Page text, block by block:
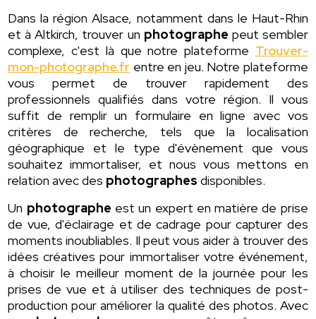
Dans la région Alsace, notamment dans le Haut-Rhin
et à Altkirch, trouver un photographe peut sembler
complexe, c'est là que notre plateforme Trouver-
mon-photographe.fr entre en jeu. Notre plateforme
vous permet de trouver rapidement des
professionnels qualifiés dans votre région. Il vous
suffit de remplir un formulaire en ligne avec vos
critères de recherche, tels que la localisation
géographique et le type d'évènement que vous
souhaitez immortaliser, et nous vous mettons en
relation avec des photographes disponibles.
Un photographe est un expert en matière de prise
de vue, d'éclairage et de cadrage pour capturer des
moments inoubliables. Il peut vous aider à trouver des
idées créatives pour immortaliser votre événement,
à choisir le meilleur moment de la journée pour les
prises de vue et à utiliser des techniques de post-
production pour améliorer la qualité des photos. Avec